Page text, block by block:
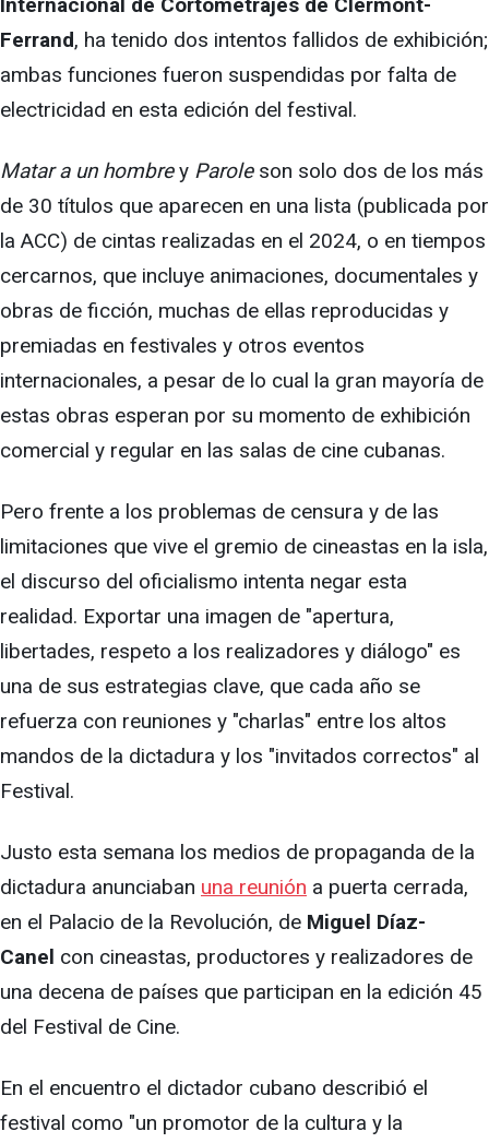
Ferrand, ha tenido dos intentos fallidos de exhibición;
ambas funciones fueron suspendidas por falta de
electricidad en esta edición del festival.
Matar a un hombrey Paroleson solo dos de los más
de 30 títulos que aparecen en una lista (publicada por
la ACC) de cintas realizadas en el 2024, o en tiempos
cercarnos, que incluye animaciones, documentales y
obras de ficción, muchas de ellas reproducidas y
premiadas en festivales y otros eventos
internacionales, a pesar de lo cual la gran mayoría de
estas obras esperan por su momento de exhibición
comercial y regular en las salas de cine cubanas.
Pero frente a los problemas de censura y de las
limitaciones que vive el gremio de cineastas en la isla,
el discurso del oficialismo intenta negar esta
realidad. Exportar una imagen de "apertura,
libertades, respeto a los realizadores y diálogo" es
una de sus estrategias clave, que cada año se
refuerza con reuniones y "charlas" entre los altos
mandos de la dictadura y los "invitados correctos" al
Festival.
Justo esta semana los medios de propaganda de la
dictadura anunciaban una reunión a puerta cerrada,
en el Palacio de la Revolución, de Miguel Díaz-
Canel con cineastas, productores y realizadores de
una decena de países que participan en la edición 45
del Festival de Cine.
En el encuentro el dictador cubano describió el
festival como "un promotor de la cultura y la